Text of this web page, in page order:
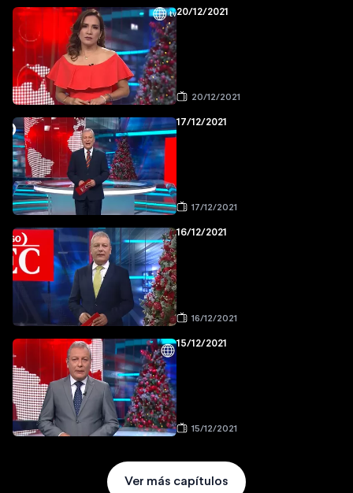
20/12/2021
20/12/2021
17/12/2021
17/12/2021
16/12/2021
16/12/2021
15/12/2021
15/12/2021
Ver más capítulos